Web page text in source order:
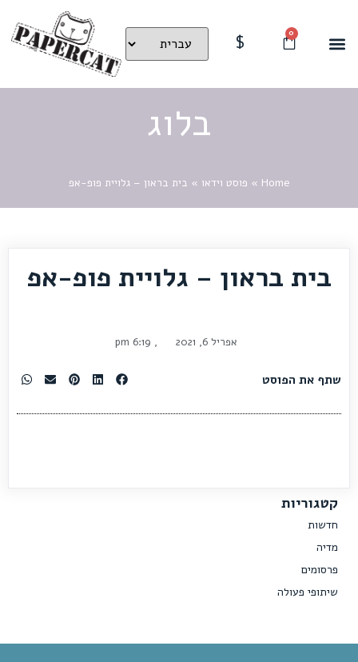
0
$
בלוג
Home
» פוסט וידאו » בית בראון – גלויית פופ-אפ
קטגוריות
חדשות
מדיה
פרסומים
שיתופי פעולה
בית בראון – גלויית פופ-אפ
אפריל 6, 2021 ,
6:19 pm
שתף את הפוסט